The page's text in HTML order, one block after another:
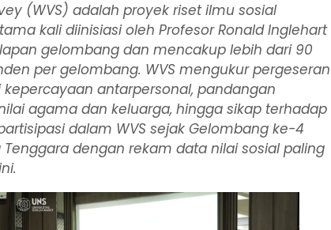
(WVS) adalah proyek riset ilmu sosial
kali diinisiasi oleh Profesor Ronald Inglehart
gelombang dan mencakup lebih dari 90
per gelombang. WVS mengukur pergeseran
antarpersonal, pandangan
agama dan keluarga, hingga sikap terhadap
dalam WVS sejak Gelombang ke-4
dengan rekam data nilai sosial paling